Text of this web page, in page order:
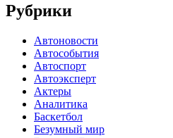
Рубрики
Автоновости
Автособытия
Автоспорт
Автоэксперт
Актеры
Аналитика
Баскетбол
Безумный мир